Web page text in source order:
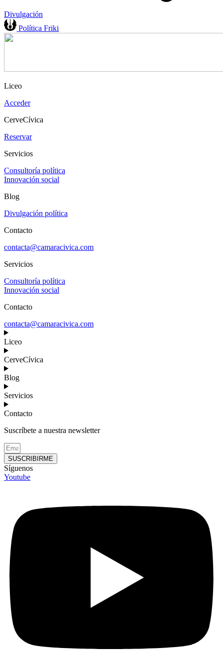
Divulgación
Política Friki
Liceo
Acceder
CerveCívica
Reservar
Servicios
Consultoría política
Innovación social
Blog
Divulgación política
Contacto
contacta@camaracivica.com
Servicios
Consultoría política
Innovación social
Contacto
contacta@camaracivica.com
Liceo
CerveCívica
Blog
Servicios
Contacto
Suscríbete a nuestra newsletter
SUSCRIBIRME
Síguenos
Youtube